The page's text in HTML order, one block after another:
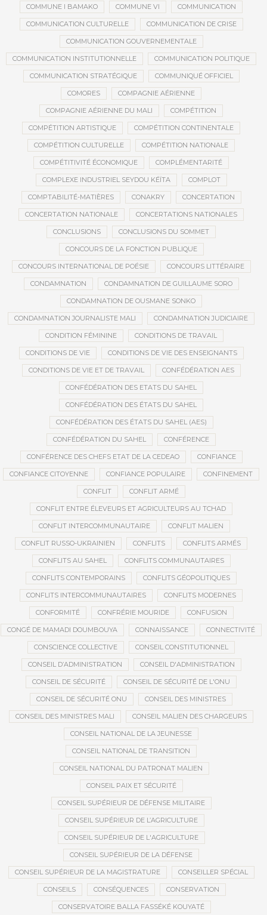
COMMUNE I BAMAKO COMMUNE VI COMMUNICATION
COMMUNICATION CULTURELLE COMMUNICATION DE CRISE
COMMUNICATION GOUVERNEMENTALE
COMMUNICATION INSTITUTIONNELLE COMMUNICATION POLITIQUE
COMMUNICATION STRATÉGIQUE COMMUNIQUÉ OFFICIEL
COMORES COMPAGNIE AÉRIENNE
COMPAGNIE AÉRIENNE DU MALI COMPÉTITION
COMPÉTITION ARTISTIQUE COMPÉTITION CONTINENTALE
COMPÉTITION CULTURELLE COMPÉTITION NATIONALE
COMPÉTITIVITÉ ÉCONOMIQUE COMPLÉMENTARITÉ
COMPLEXE INDUSTRIEL SEYDOU KÉÏTA COMPLOT
COMPTABILITÉ-MATIÈRES CONAKRY CONCERTATION
CONCERTATION NATIONALE CONCERTATIONS NATIONALES
CONCLUSIONS CONCLUSIONS DU SOMMET
CONCOURS DE LA FONCTION PUBLIQUE
CONCOURS INTERNATIONAL DE POÉSIE CONCOURS LITTÉRAIRE
CONDAMNATION CONDAMNATION DE GUILLAUME SORO
CONDAMNATION DE OUSMANE SONKO
CONDAMNATION JOURNALISTE MALI CONDAMNATION JUDICIAIRE
CONDITION FÉMININE CONDITIONS DE TRAVAIL
CONDITIONS DE VIE CONDITIONS DE VIE DES ENSEIGNANTS
CONDITIONS DE VIE ET DE TRAVAIL CONFÉDÉRATION AES
CONFÉDÉRATION DES ETATS DU SAHEL
CONFÉDÉRATION DES ÉTATS DU SAHEL
CONFÉDÉRATION DES ÉTATS DU SAHEL (AES)
CONFÉDÉRATION DU SAHEL CONFÉRENCE
CONFÉRENCE DES CHEFS ETAT DE LA CEDEAO CONFIANCE
CONFIANCE CITOYENNE CONFIANCE POPULAIRE CONFINEMENT
CONFLIT CONFLIT ARMÉ
CONFLIT ENTRE ÉLEVEURS ET AGRICULTEURS AU TCHAD
CONFLIT INTERCOMMUNAUTAIRE CONFLIT MALIEN
CONFLIT RUSSO-UKRAINIEN CONFLITS CONFLITS ARMÉS
CONFLITS AU SAHEL CONFLITS COMMUNAUTAIRES
CONFLITS CONTEMPORAINS CONFLITS GÉOPOLITIQUES
CONFLITS INTERCOMMUNAUTAIRES CONFLITS MODERNES
CONFORMITÉ CONFRÉRIE MOURIDE CONFUSION
CONGÉ DE MAMADI DOUMBOUYA CONNAISSANCE CONNECTIVITÉ
CONSCIENCE COLLECTIVE CONSEIL CONSTITUTIONNEL
CONSEIL D’ADMINISTRATION CONSEIL D'ADMINISTRATION
CONSEIL DE SÉCURITÉ CONSEIL DE SÉCURITÉ DE L'ONU
CONSEIL DE SÉCURITÉ ONU CONSEIL DES MINISTRES
CONSEIL DES MINISTRES MALI CONSEIL MALIEN DES CHARGEURS
CONSEIL NATIONAL DE LA JEUNESSE
CONSEIL NATIONAL DE TRANSITION
CONSEIL NATIONAL DU PATRONAT MALIEN
CONSEIL PAIX ET SÉCURITÉ
CONSEIL SUPÉRIEUR DE DÉFENSE MILITAIRE
CONSEIL SUPÉRIEUR DE L’AGRICULTURE
CONSEIL SUPÉRIEUR DE L'AGRICULTURE
CONSEIL SUPÉRIEUR DE LA DÉFENSE
CONSEIL SUPÉRIEUR DE LA MAGISTRATURE CONSEILLER SPÉCIAL
CONSEILS CONSÉQUENCES CONSERVATION
CONSERVATOIRE BALLA FASSÉKÉ KOUYATÉ